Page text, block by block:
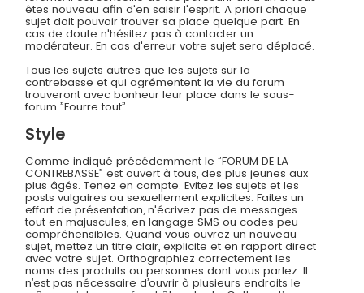
êtes nouveau afin d'en saisir l'esprit. A priori chaque
sujet doit pouvoir trouver sa place quelque part. En
cas de doute n'hésitez pas à contacter un
modérateur. En cas d'erreur votre sujet sera déplacé.
Tous les sujets autres que les sujets sur la
contrebasse et qui agrémentent la vie du forum
trouveront avec bonheur leur place dans le sous-
forum ”Fourre tout”.
Style
Comme indiqué précédemment le ”FORUM DE LA
CONTREBASSE” est ouvert à tous, des plus jeunes aux
plus âgés. Tenez en compte. Evitez les sujets et les
posts vulgaires ou sexuellement explicites. Faites un
effort de présentation, n'écrivez pas de messages
tout en majuscules, en langage SMS ou codes peu
compréhensibles. Quand vous ouvrez un nouveau
sujet, mettez un titre clair, explicite et en rapport direct
avec votre sujet. Orthographiez correctement les
noms des produits ou personnes dont vous parlez. Il
n’est pas nécessaire d’ouvrir à plusieurs endroits le